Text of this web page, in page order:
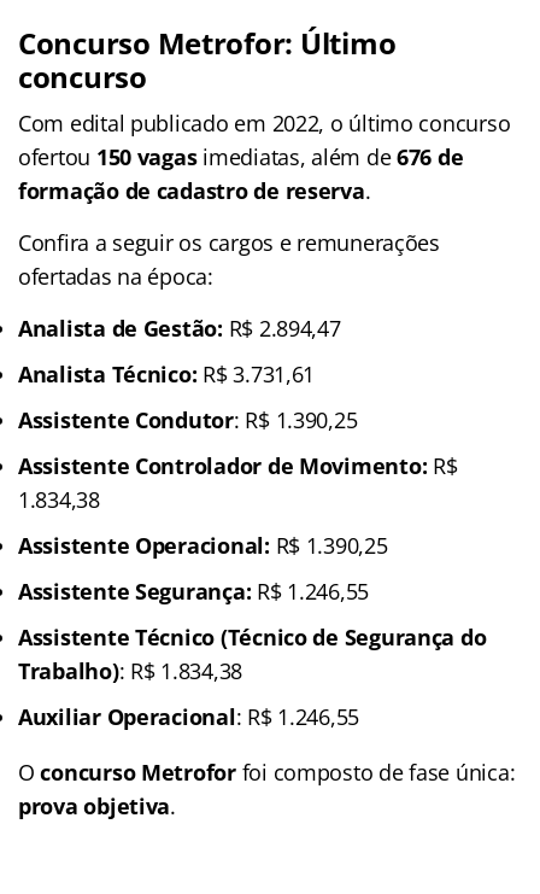
Concurso Metrofor: Último
concurso
Com edital publicado em 2022, o último concurso
ofertou 150 vagasimediatas, além de676 de
formação de cadastro de reserva.
Confira a seguir os cargos e remunerações
ofertadas na época:
Analista de Gestão: R$ 2.894,47
Analista Técnico: R$ 3.731,61
Assistente Condutor: R$ 1.390,25
Assistente Controlador de Movimento: R$
1.834,38
Assistente Operacional: R$ 1.390,25
Assistente Segurança: R$ 1.246,55
Assistente Técnico (Técnico de Segurança do
Trabalho): R$ 1.834,38
Auxiliar Operacional: R$ 1.246,55
Oconcurso Metroforfoi composto de fase única:
prova objetiva.